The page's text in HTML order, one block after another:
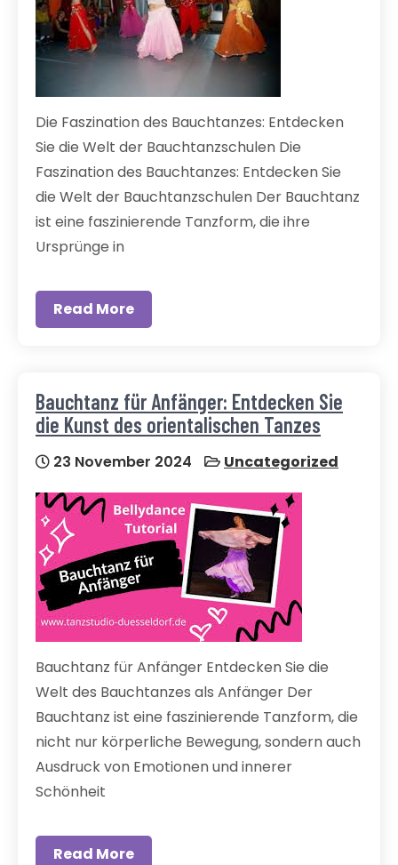
Die Faszination des Bauchtanzes: Entdecken
Sie die Welt der Bauchtanzschulen Die
Faszination des Bauchtanzes: Entdecken Sie
die Welt der Bauchtanzschulen Der Bauchtanz
ist eine faszinierende Tanzform, die ihre
Ursprünge in
Read More
Bauchtanz für Anfänger: Entdecken Sie
die Kunst des orientalischen Tanzes
23 November 2024 Uncategorized
Bauchtanz für Anfänger Entdecken Sie die
Welt des Bauchtanzes als Anfänger Der
Bauchtanz ist eine faszinierende Tanzform, die
nicht nur körperliche Bewegung, sondern auch
Ausdruck von Emotionen und innerer
Schönheit
Read More